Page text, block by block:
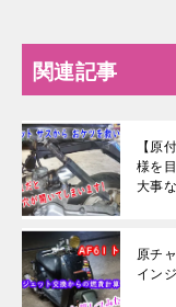
関連記事
【原
様を
大事
原チ
イン